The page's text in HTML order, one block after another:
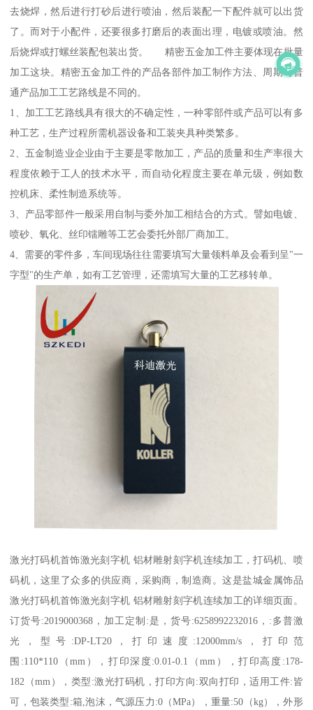
去烧焊，然后进行打砂后进行喷油，然后装配一下配件就可以出货
了。而对于小配件，还要很多打磨后的表面出理，电镀或喷油。然
后烧焊或打螺丝装配包装出货。 精密五金加工件主要体现在批量
加工这块。精密五金加工件的产品各部件加工制作方法、周期与普
通产品加工工艺路线是不同的。
1、加工工艺路线具有很大的不确定性，一种零部件或产品可以有多
种工艺，生产过程所需机器设备和工装夹具种类繁多。
2、五金制造业企业由于主要是零散加工，产品的质量和生产率很大
程度依赖于工人的技术水平，而自动化程度主要在单元级，例如数
控机床、柔性制造系统等。
3、产品零部件一般采用自制与委外加工相结合的方式。譬如电镀、
喷砂、氧化、丝印镭雕等工艺会委托外部厂商加工。
4、需要的零件多，车间现场往往需要填写大量领料单及会看到呈"一
字型"的生产单，如有工艺管理，还需填写大量的工艺移转单。
激光打码机首饰激光刻字机 铝材雕射刻字机连续加工，打码机、喷
码机，这里了众多的供应商，采购商，制造商。这是盐城金属饰品
激光打码机首饰激光刻字机 铝材雕射刻字机连续加工的详细页面。
订货号:2019000368，加工定制:是，货号:6258992232016，:多普激
光，型号:DP-LT20，打印速度:12000mm/s，打印范
围:110*110（mm），打印深度:0.01-0.1（mm），打印高度:178-
182（mm），类型:激光打码机，打印方向:双向打印，适用工件:皆
可，包装类型:箱,泡沫，气源压力:0（MPa），重量:50（kg），外形